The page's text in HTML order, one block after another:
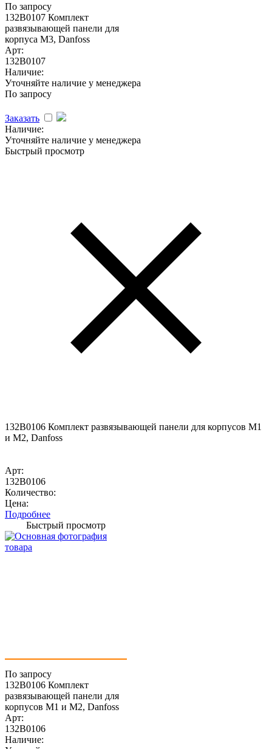
По запросу
132B0107 Комплект
развязывающей панели для
корпуса M3, Danfoss
Арт:
132B0107
Наличие:
Уточняйте наличие у менеджера
По запросу
Заказать
Наличие:
Уточняйте наличие у менеджера
Быстрый просмотр
132B0106 Комплект развязывающей панели для корпусов M1
и M2, Danfoss
Арт:
132B0106
Количество:
Цена:
Подробнее
Быстрый просмотр
По запросу
132B0106 Комплект
развязывающей панели для
корпусов M1 и M2, Danfoss
Арт:
132B0106
Наличие: